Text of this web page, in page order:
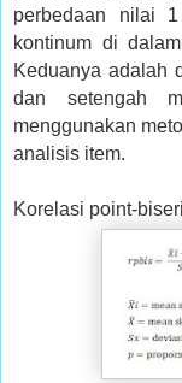
perbedaan nilai
kontinum di
Keduanya adalah
dan setengah
menggunakan
analisis item.
Korelasi point-